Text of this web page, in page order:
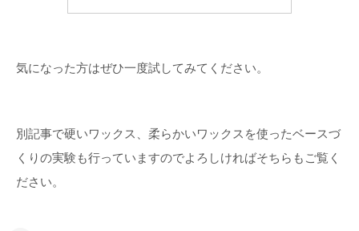
気になった方はぜひ一度試してみてください。
別記事で硬いワックス、柔らかいワックスを使ったベースづ
くりの実験も行っていますのでよろしければそちらもご覧く
ださい。